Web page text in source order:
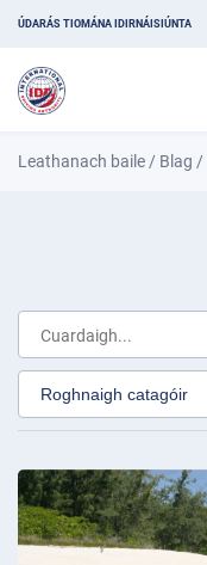
ÚDARÁS TIOMÁNA IDIRNÁISIÚNTA
Leathanach baile / Blag /